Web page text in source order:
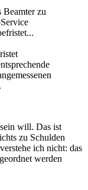
Beamter zu
will. Das ist
zu Schulden
ich nicht: das
werden